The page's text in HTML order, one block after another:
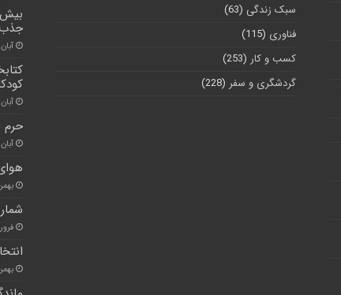
سبک زندگی (63)
فناوری (115)
کسب و کار (253)
گردشگری و سفر (228)
آبان ۳۰, ۱۴۰۰
آبان ۳۰, ۱۴۰۰
حرم
آبان ۳۰, ۱۴۰۰
بهمن ۲۵,
بهمن ۹,